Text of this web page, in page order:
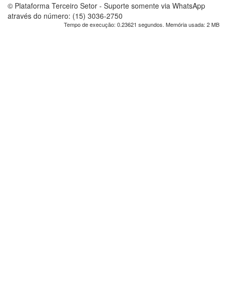
© Plataforma Terceiro Setor - Suporte somente via WhatsApp
através do número: (15) 3036-2750
Tempo de execução: 0.23621 segundos. Memória usada: 2 MB